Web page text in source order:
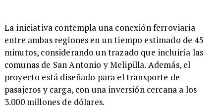
​La iniciativa contempla una conexión ferroviaria
entre ambas regiones en un tiempo estimado de 45
minutos, considerando un trazado que incluiría las
comunas de San Antonio y Melipilla. Además, el
proyecto está diseñado para el transporte de
pasajeros y carga, con una inversión cercana a los
3.000 millones de dólares.